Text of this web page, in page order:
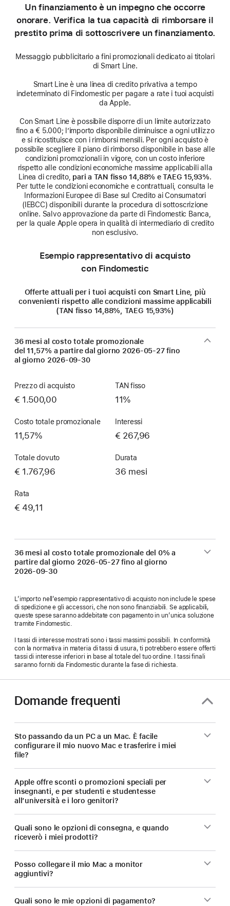
un nuovo Mac.
Un finanziamento è un impegno che occorre
onorare. Verifica la tua capacità di rimborsare il
prestito prima di sottoscrivere un finanziamento.
Messaggio pubblicitario a fini promozionali dedicato ai titolari
di Smart Line.
Smart Line è una linea di credito privativa a tempo
indeterminato di Findomestic per pagare a rate i tuoi acquisti
da Apple.
Con Smart Line è possibile disporre di un limite autorizzato
fino a € 5.000; l’importo disponibile diminuisce a ogni utilizzo
e si ricostituisce con i rimborsi mensili. Per ogni acquisto è
possibile scegliere il piano di rimborso disponibile in base alle
condizioni promozionali in vigore, con un costo inferiore
rispetto alle condizioni economiche massime applicabili alla
Linea di credito, pari a TAN fisso 14,88% e TAEG 15,93%.
Per tutte le condizioni economiche e contrattuali, consulta le
Informazioni Europee di Base sul Credito ai Consumatori
(IEBCC) disponibili durante la procedura di sottoscrizione
online. Salvo approvazione da parte di Findomestic Banca,
per la quale Apple opera in qualità di intermediario di credito
non esclusivo.
Esempio rappresentativo di acquisto
con Findomestic
Offerte attuali per i tuoi acquisti con Smart Line, più
convenienti rispetto alle condizioni massime applicabili
(TAN fisso 14,88%, TAEG 15,93%)
36 mesi al costo totale promozionale
del 11,57% a partire dal giorno 2026-05-27fino
al giorno 2026-09-30
Prezzo di acquisto
€ 1.500,00
TAN fisso
11%
Costo totale promozionale
11,57%
Interessi
€ 267,96
Totale dovuto
€ 1.767,96
Durata
36 mesi
Rata
€ 49,11
36 mesi al costo totale promozionale del 0% a
partire dal giorno 2026-05-27fino al giorno
2026-09-30
L’importo nell’esempio rappresentativo di acquisto non include le spese
di spedizione e gli accessori, che non sono finanziabili. Se applicabili,
queste spese saranno addebitate con pagamento in un’unica soluzione
tramite Findomestic.
I tassi di interesse mostrati sono i tassi massimi possibili. In conformità
con la normativa in materia di tassi di usura, ti potrebbero essere offerti
tassi di interesse inferiori in base al totale del tuo ordine. I tassi finali
saranno forniti da Findomestic durante la fase di richiesta.
Domande frequenti
Sto passando da un PC a un Mac. È facile
configurare il mio nuovo Mac e trasferire i miei
file?
Apple offre sconti o promozioni speciali per
insegnanti, e per studenti e studentesse
all’università e i loro genitori?
Quali sono le opzioni di consegna, e quando
riceverò i miei prodotti?
Posso collegare il mio Mac a monitor
aggiuntivi?
Quali sono le mie opzioni di pagamento?